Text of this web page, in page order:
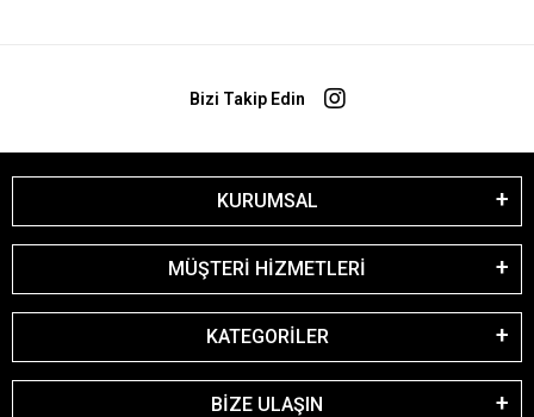
Bizi Takip Edin
KURUMSAL
MÜŞTERİ HİZMETLERİ
KATEGORİLER
BİZE ULAŞIN